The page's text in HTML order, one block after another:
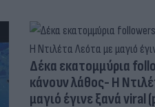
Δέκα εκατομμύρια
κάνουν λάθος- Η
μαγιό έγινε ξανά viral